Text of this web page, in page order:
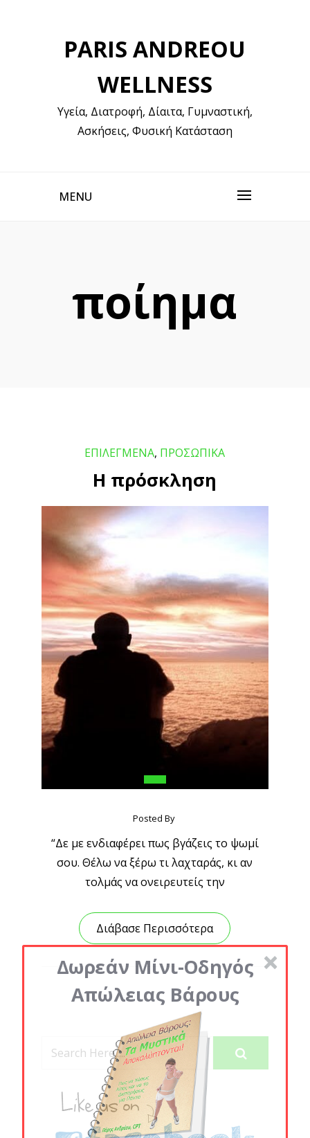
PARIS ANDREOU
WELLNESS
Υγεία, Διατροφή, Δίαιτα, Γυμναστική,
Ασκήσεις, Φυσική Κατάσταση
MENU
ποίημα
ΕΠΙΛΕΓΜΕΝΑ, ΠΡΟΣΩΠΙΚΑ
Η πρόσκληση
Posted By
“Δε με ενδιαφέρει πως βγάζεις το ψωμί
σου. Θέλω να ξέρω τι λαχταράς, κι αν
τολμάς να ονειρευτείς την
Διάβασε Περισσότερα
Δωρεάν Μίνι-Οδηγός
Απώλειας Βάρους